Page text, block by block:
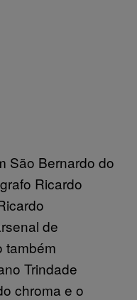
São Bernardo do
Ricardo
de
também
Trindade
chroma e o